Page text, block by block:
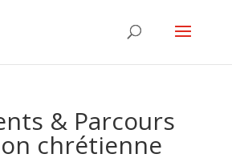
& Parcours
chrétienne